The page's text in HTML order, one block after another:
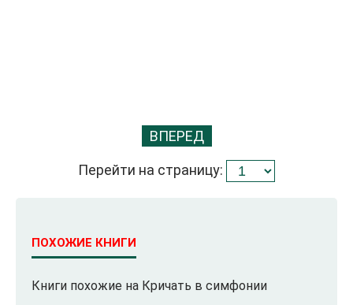
ВПЕРЕД
Перейти на страницу:
ПОХОЖИЕ КНИГИ
Книги похожие на Кричать в симфонии